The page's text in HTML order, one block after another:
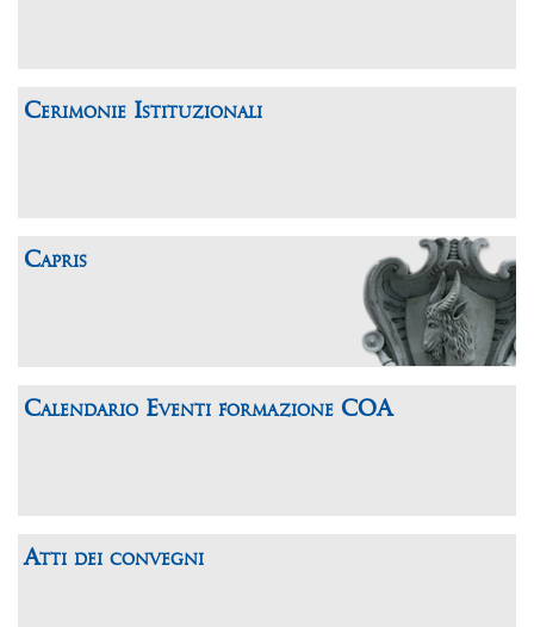
Cerimonie Istituzionali
Capris
Calendario Eventi formazione COA
Atti dei convegni